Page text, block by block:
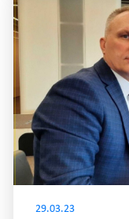
29.03.23